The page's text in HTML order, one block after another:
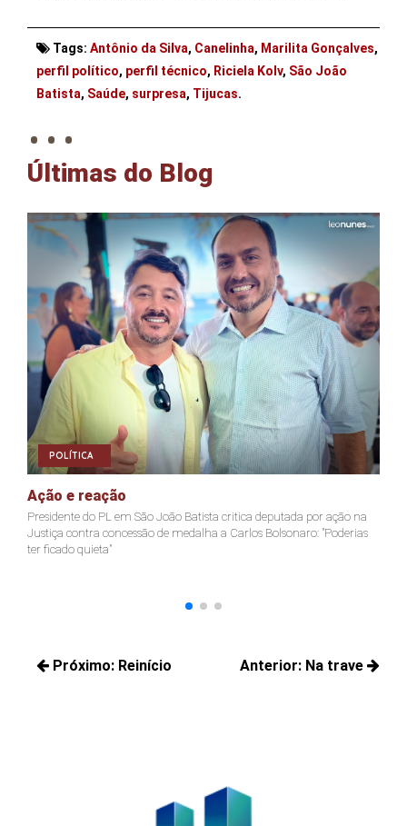
Tags: Antônio da Silva, Canelinha, Marilita Gonçalves,
perfil político, perfil técnico, Riciela Kolv, São João
Batista, Saúde, surpresa, Tijucas.
. . .
Últimas do Blog
POLÍTICA
Ação e reação
Presidente do PL em São João Batista critica deputada por ação na
Justiça contra concessão de medalha a Carlos Bolsonaro: "Poderias
ter ficado quieta"
Navegação
Anterior: Na trave
Próximo: Reinício